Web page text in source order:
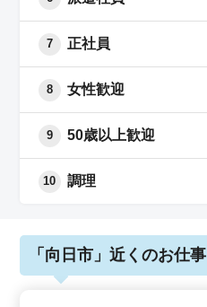
7 正社員
8 女性歓迎
9 50歳以上歓迎
10 調理
「向日市」近くのお仕事